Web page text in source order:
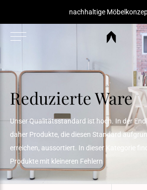
nachhaltige
Reduzierte Ware
Unser Qualitätsstandard ist hoch. In der
daher Produkte, die diesen Standard
erreichen, aussortiert. In dieser Kategorie
Produkte mit kleineren Fehlern